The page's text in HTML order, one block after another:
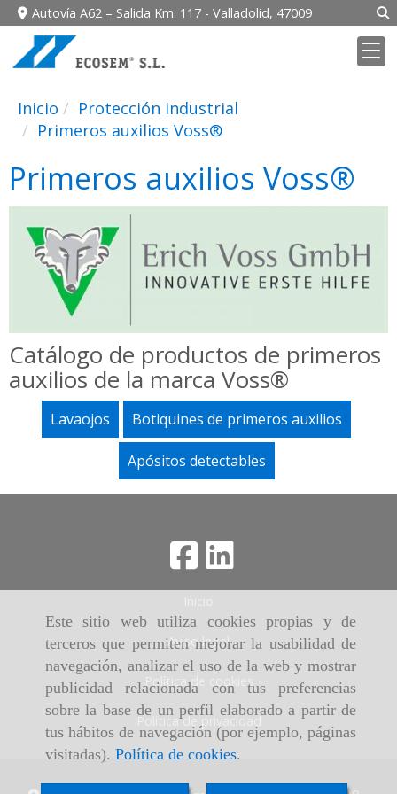
Este sitio web utiliza cookies propias y de
terceros que permiten mejorar la usabilidad de
navegación, analizar el uso de la web y mostrar
publicidad relacionada con tus preferencias
sobre la base de un perfil elaborado a partir de
tus hábitos de navegación (por ejemplo, páginas
visitadas). Política de cookies.
Autovía A62 – Salida Km. 117 - Valladolid, 47009
Inicio
Protección industrial
Primeros auxilios Voss®
Primeros auxilios Voss®
Catálogo de productos de primeros
auxilios de la marca Voss®
Lavaojos Botiquines de primeros auxilios
Apósitos detectables
Aviso legal
Política de cookies
Política de privacidad